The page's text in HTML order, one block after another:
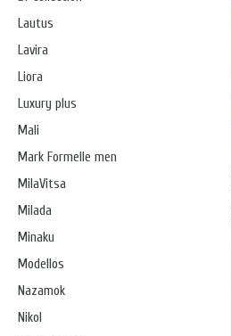
Lautus
Lavira
Liora
Luxury plus
Mali
Mark Formelle men
MilaVitsa
Milada
Minaku
Modellos
Nazamok
Nikol